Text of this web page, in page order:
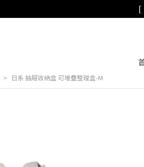
日系 抽屜收納盒 可堆疊整理盒-M